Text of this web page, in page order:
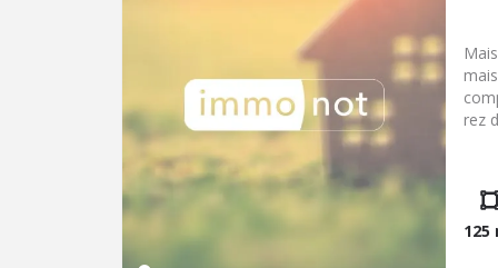
rez
125